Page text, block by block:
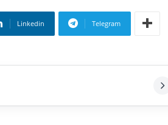
Linkedin Telegram